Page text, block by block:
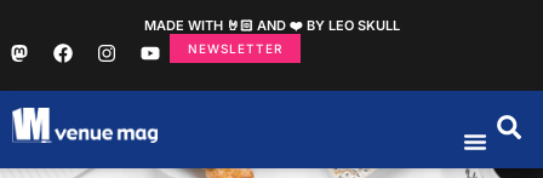
MADE WITH 🤘🏻 AND ❤️ BY LEO SKULL
NEWSLETTER